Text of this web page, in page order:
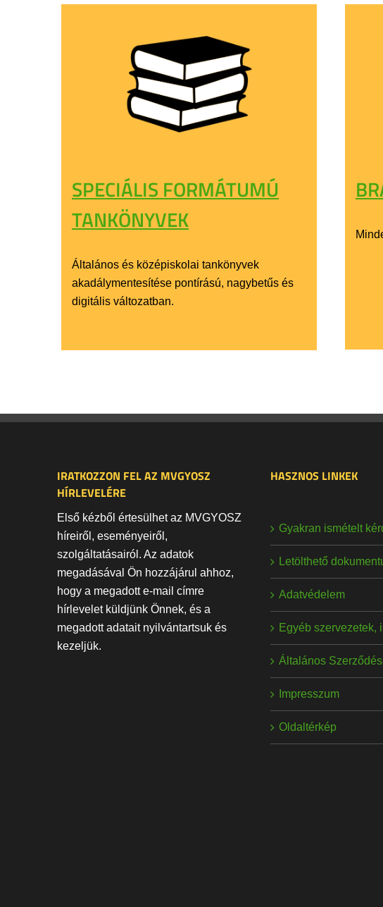
SPECIÁLIS FORMÁTUMÚ
TANKÖNYVEK
Általános és középiskolai tankönyvek
akadálymentesítése pontírású, nagybetűs és
digitális változatban.
IRATKOZZON FEL AZ MVGYOSZ
HÍRLEVELÉRE
Első kézből értesülhet az MVGYOSZ
híreiről, eseményeiről,
szolgáltatásairól. Az adatok
megadásával Ön hozzájárul ahhoz,
hogy a megadott e-mail címre
hírlevelet küldjünk Önnek, és a
megadott adatait nyilvántartsuk és
kezeljük.
HASZNOS LINKEK
Gyakran ismételt
Letölthető
Adatvédelem
Egyéb szervezetek,
Általános
Impresszum
Oldaltérkép